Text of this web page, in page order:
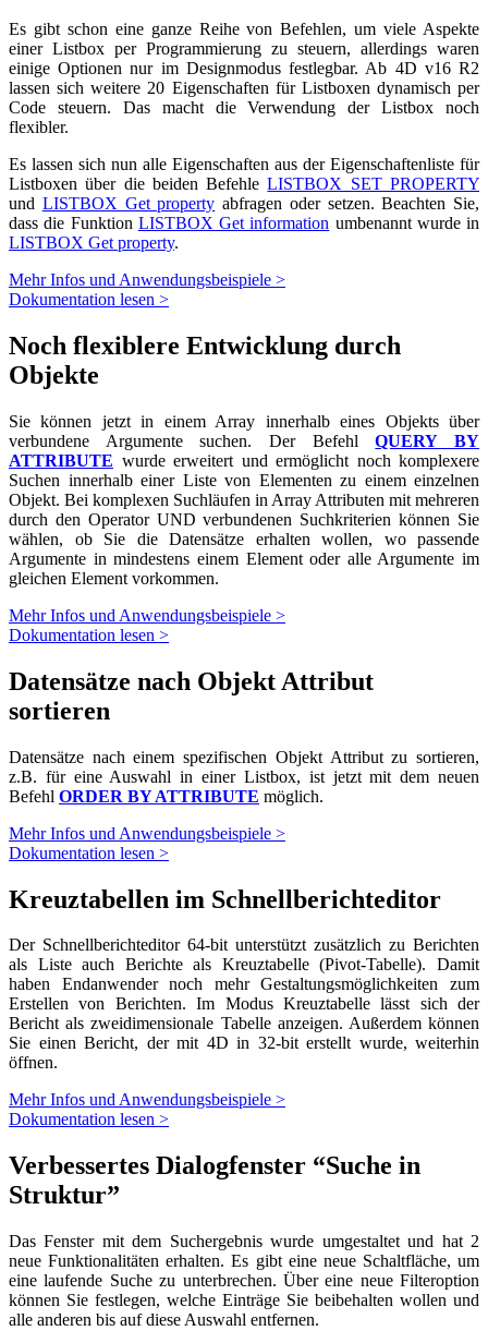
Es gibt schon eine ganze Reihe von Befehlen, um viele Aspekte
einer Listbox per Programmierung zu steuern, allerdings waren
einige Optionen nur im Designmodus festlegbar. Ab 4D v16 R2
lassen sich weitere 20 Eigenschaften für Listboxen dynamisch per
Code steuern. Das macht die Verwendung der Listbox noch
flexibler.
Es lassen sich nun alle Eigenschaften aus der Eigenschaftenliste für
Listboxen über die beiden BefehleLISTBOX SET PROPERTY
und LISTBOX Get property abfragen oder setzen. Beachten Sie,
dass die Funktion LISTBOX Get information umbenannt wurde in
LISTBOX Get property.
Mehr Infos und Anwendungsbeispiele >
Dokumentation lesen >
Noch flexiblere Entwicklung durch
Objekte
Sie können jetzt in einem Array innerhalb eines Objekts über
verbundene Argumente suchen. Der BefehlQUERY BY
ATTRIBUTE wurde erweitert und ermöglicht noch komplexere
Suchen innerhalb einer Liste von Elementen zu einem einzelnen
Objekt. Bei komplexen Suchläufen in Array Attributen mit mehreren
durch den Operator UND verbundenen Suchkriterien können Sie
wählen, ob Sie die Datensätze erhalten wollen, wo passende
Argumente in mindestens einem Element oder alle Argumente im
gleichen Element vorkommen.
Mehr Infos und Anwendungsbeispiele >
Dokumentation lesen >
Datensätze nach Objekt Attribut
sortieren
Datensätze nach einem spezifischen Objekt Attribut zu sortieren,
z.B. für eine Auswahl in einer Listbox, ist jetzt mit dem neuen
Befehl ORDER BY ATTRIBUTE möglich.
Mehr Infos und Anwendungsbeispiele >
Dokumentation lesen >
Kreuztabellen im Schnellberichteditor
Der Schnellberichteditor 64-bit unterstützt zusätzlich zu Berichten
als Liste auch Berichte als Kreuztabelle (Pivot-Tabelle). Damit
haben Endanwender noch mehr Gestaltungsmöglichkeiten zum
Erstellen von Berichten. Im Modus Kreuztabelle lässt sich der
Bericht als zweidimensionale Tabelle anzeigen. Außerdem können
Sie einen Bericht, der mit 4D in 32-bit erstellt wurde, weiterhin
öffnen.
Mehr Infos und Anwendungsbeispiele >
Dokumentation lesen >
Verbessertes Dialogfenster “Suche in
Struktur”
Das Fenster mit dem Suchergebnis wurde umgestaltet und hat 2
neue Funktionalitäten erhalten. Es gibt eine neue Schaltfläche, um
eine laufende Suche zu unterbrechen. Über eine neue Filteroption
können Sie festlegen, welche Einträge Sie beibehalten wollen und
alle anderen bis auf diese Auswahl entfernen.